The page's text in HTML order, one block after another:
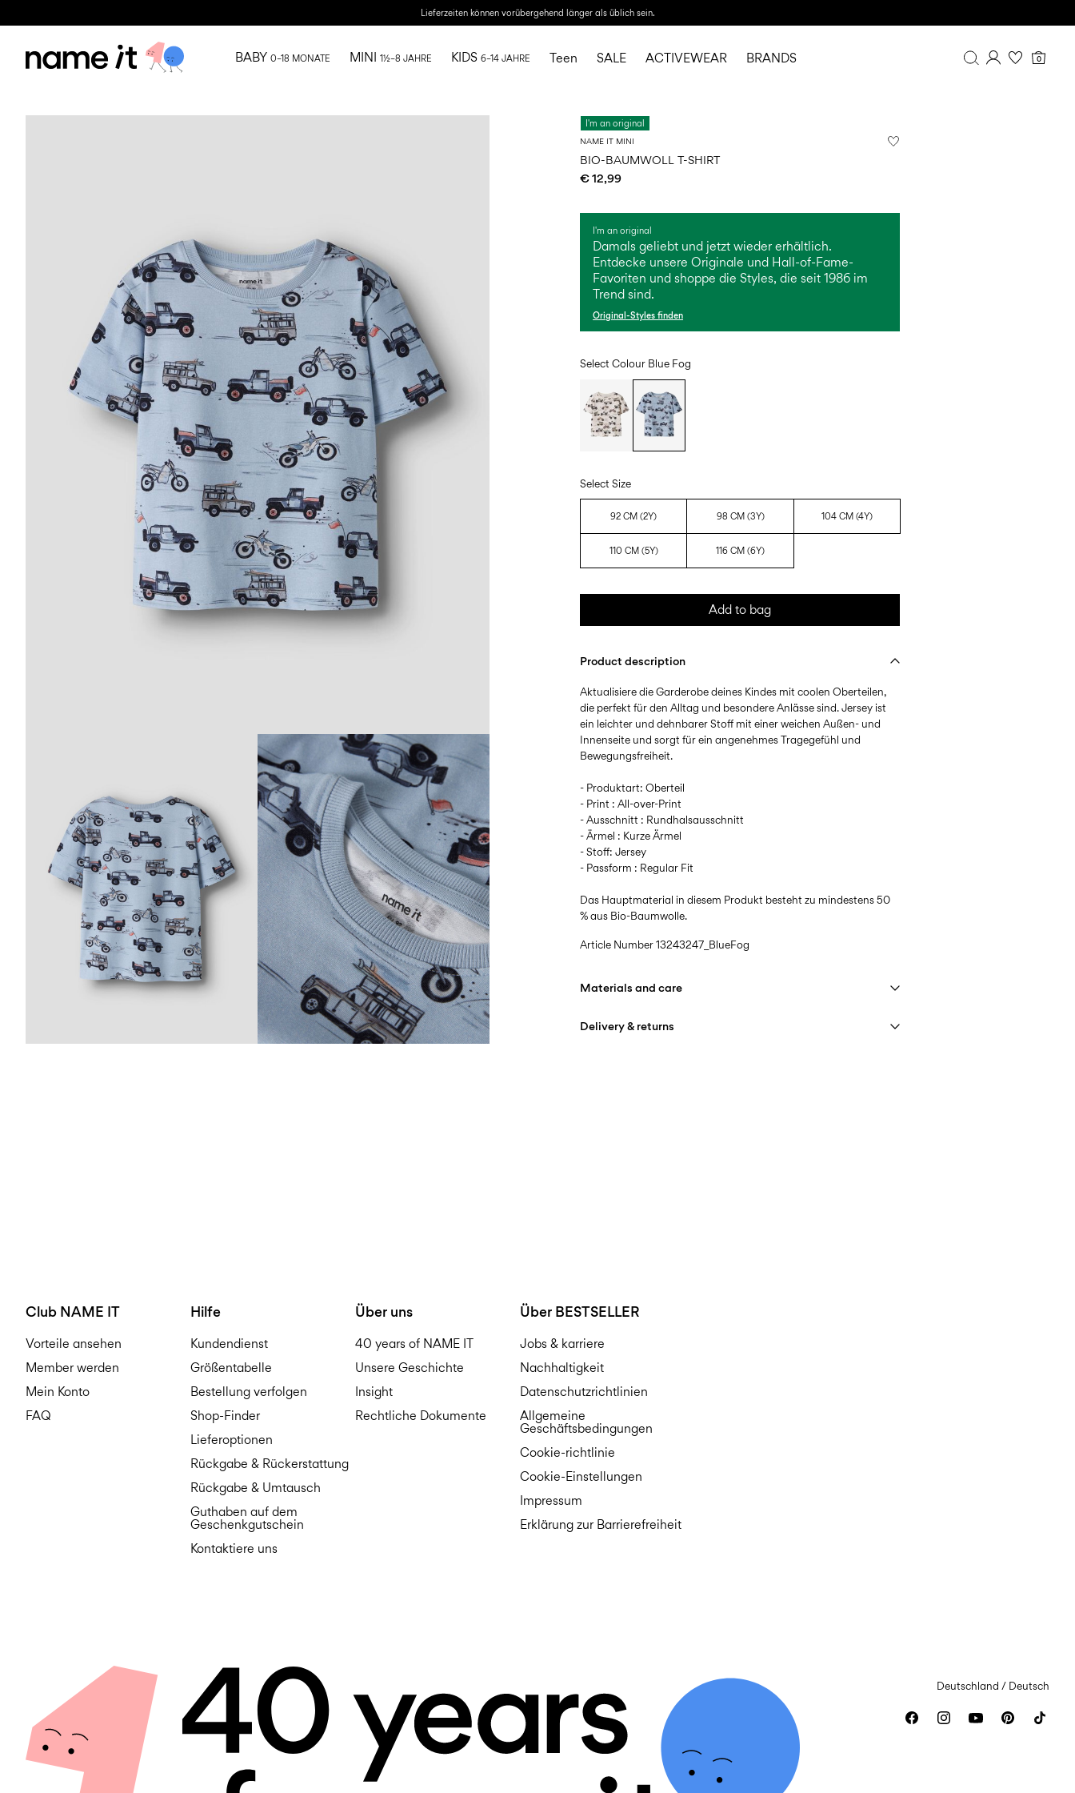
Lieferzeiten können vorübergehend länger als üblich sein.
0
BABY 0–18 MONATE MINI 1½–8 JAHRE KIDS 6–14 JAHRE Teen SALE ACTIVEWEAR BRANDS
I'm an original
NAME IT MINI
BIO-BAUMWOLL T-SHIRT
€ 12,99
I'm an original
Damals geliebt und jetzt wieder erhältlich.
Entdecke unsere Originale und Hall-of-Fame-
Favoriten und shoppe die Styles, die seit 1986 im
Trend sind.
Original-Styles finden
Select Colour Blue Fog
Select Size
92 CM (2Y) 98 CM (3Y) 104 CM (4Y)
110 CM (5Y) 116 CM (6Y)
Add to bag
Product description
Aktualisiere die Garderobe deines Kindes mit coolen Oberteilen,
die perfekt für den Alltag und besondere Anlässe sind. Jersey ist
ein leichter und dehnbarer Stoff mit einer weichen Außen- und
Innenseite und sorgt für ein angenehmes Tragegefühl und
Bewegungsfreiheit.
- Produktart: Oberteil
- Print : All-over-Print
- Ausschnitt : Rundhalsausschnitt
- Ärmel : Kurze Ärmel
- Stoff: Jersey
- Passform : Regular Fit
Das Hauptmaterial in diesem Produkt besteht zu mindestens 50
% aus Bio-Baumwolle.
Article Number13243247_BlueFog
Materials and care
Delivery & returns
Club NAME IT
Vorteile ansehen
Member werden
Mein Konto
FAQ
Hilfe
Kundendienst
Größentabelle
Bestellung verfolgen
Shop-Finder
Lieferoptionen
Rückgabe & Rückerstattung
Rückgabe & Umtausch
Guthaben auf dem
Geschenkgutschein
Kontaktiere uns
Über uns
40 years of NAME IT
Unsere Geschichte
Insight
Rechtliche Dokumente
Über BESTSELLER
Jobs & karriere
Nachhaltigkeit
Datenschutzrichtlinien
Allgemeine
Geschäftsbedingungen
Cookie-richtlinie
Cookie-Einstellungen
Impressum
Erklärung zur Barrierefreiheit
Deutschland / Deutsch